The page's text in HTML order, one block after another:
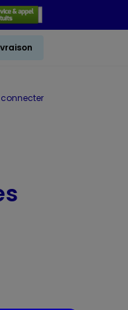
connecter